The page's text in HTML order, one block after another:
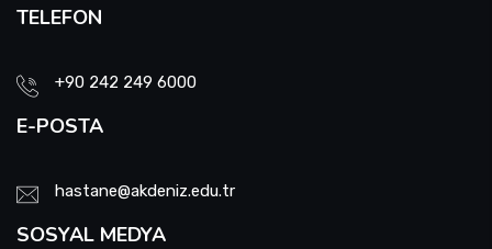
TELEFON
+90 242 249 6000
E-POSTA
hastane@akdeniz.edu.tr
SOSYAL MEDYA